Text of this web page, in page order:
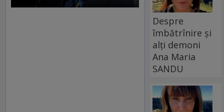
Despre
îmbătrînire și
alți demoni
Ana Maria
SANDU